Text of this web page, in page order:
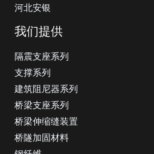
河北安银
我们提供
隔震支座系列
支撑系列
建筑阻尼器系列
桥梁支座系列
桥梁伸缩缝装置
桥隧加固材料